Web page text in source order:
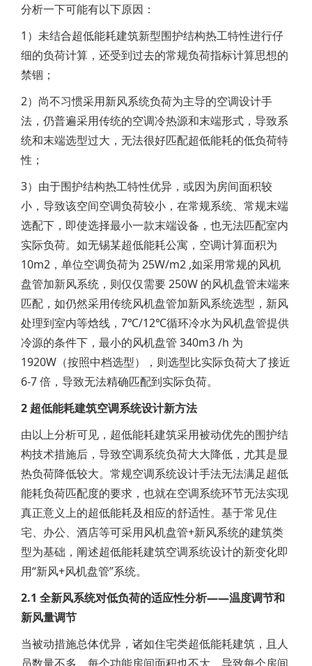
分析一下可能有以下原因：
1）未结合超低能耗建筑新型围护结构热工特性进行仔
细的负荷计算，还受到过去的常规负荷指标计算思想的
禁锢；
2）尚不习惯采用新风系统负荷为主导的空调设计手
法，仍普遍采用传统的空调冷热源和末端形式，导致系
统和末端选型过大，无法很好匹配超低能耗的低负荷特
性；
3）由于围护结构热工特性优异，或因为房间面积较
小，导致该空间空调负荷较小，在常规系统、常规末端
选配下，即使选择最小一款末端设备，也无法匹配室内
实际负荷。如无锡某超低能耗公寓，空调计算面积为
10m2，单位空调负荷为 25W/m2 ,如采用常规的风机
盘管加新风系统，则仅仅需要 250W 的风机盘管末端来
匹配，如仍然采用传统风机盘管加新风系统选型，新风
处理到室内等焓线，7℃/12℃循环冷水为风机盘管提供
冷源的条件下，最小的风机盘管 340m3 /h 为
1920W（按照中档选型），则选型比实际负荷大了接近
6-7 倍，导致无法精确匹配到实际负荷。
2 超低能耗建筑空调系统设计新方法
由以上分析可见，超低能耗建筑采用被动优先的围护结
构技术措施后，导致空调系统负荷大大降低，尤其是显
热负荷降低较大。常规空调系统设计手法无法满足超低
能耗负荷匹配度的要求，也就在空调系统环节无法实现
真正意义上的超低能耗及相应的舒适性。基于常见住
宅、办公、酒店等可采用风机盘管+新风系统的建筑类
型为基础，阐述超低能耗建筑空调系统设计的新变化即
用“新风+风机盘管”系统。
2.1 全新风系统对低负荷的适应性分析——温度调节和
新风量调节
当被动措施总体优异，诸如住宅类超低能耗建筑，且人